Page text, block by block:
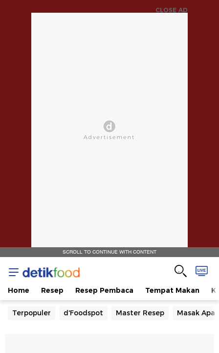
CLOSE AD
SCROLL TO CONTINUE WITH CONTENT
Home Resep Resep Pembaca Tempat Makan
Terpopuler d'Foodspot Master Resep Masak Apa